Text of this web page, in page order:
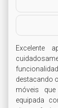
Excelente
destacando
móveis
equipada